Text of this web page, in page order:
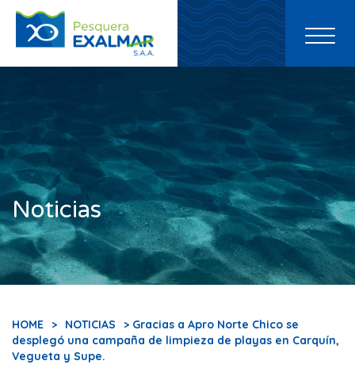
Toggle
Noticias
HOME > NOTICIAS
> Gracias a Apro Norte Chico se
desplegó una campaña de limpieza de playas en Carquín,
Vegueta y Supe.